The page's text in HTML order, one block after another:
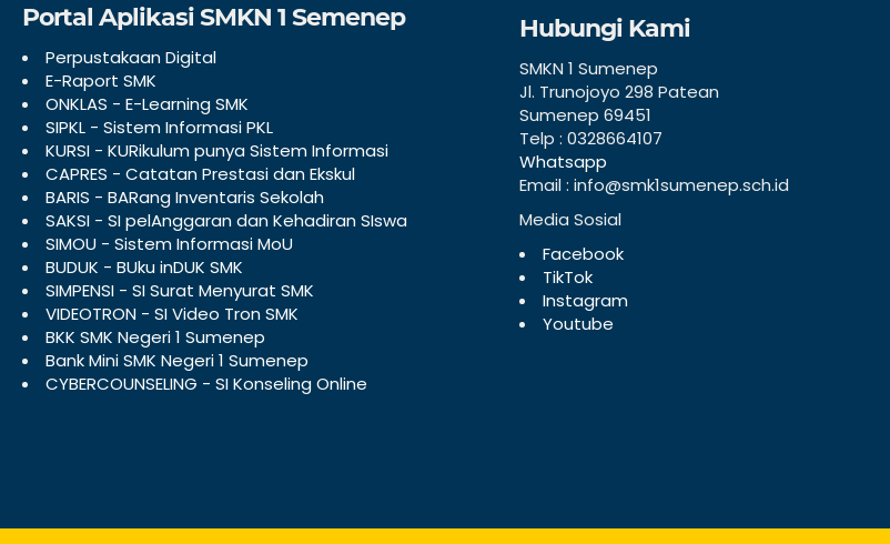
Portal Aplikasi SMKN 1 Semenep
Perpustakaan Digital
E-Raport SMK
ONKLAS - E-Learning SMK
SIPKL - Sistem Informasi PKL
KURSI - KURikulum punya Sistem Informasi
CAPRES - Catatan Prestasi dan Ekskul
BARIS - BARang Inventaris Sekolah
SAKSI - SI pelAnggaran dan Kehadiran SIswa
SIMOU - Sistem Informasi MoU
BUDUK - BUku inDUK SMK
SIMPENSI - SI Surat Menyurat SMK
VIDEOTRON - SI Video Tron SMK
BKK SMK Negeri 1 Sumenep
Bank Mini SMK Negeri 1 Sumenep
CYBERCOUNSELING - SI Konseling Online
Hubungi Kami
SMKN 1 Sumenep
Jl. Trunojoyo 298 Patean
Sumenep 69451
Telp : 0328664107
Whatsapp
Email : info@smk1sumenep.sch.id
Media Sosial
Facebook
TikTok
Instagram
Youtube